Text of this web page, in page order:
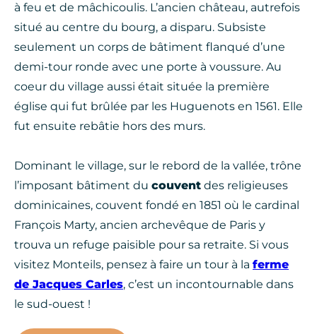
à feu et de mâchicoulis. L’ancien château, autrefois
situé au centre du bourg, a disparu. Subsiste
seulement un corps de bâtiment flanqué d’une
demi-tour ronde avec une porte à voussure. Au
coeur du village aussi était située la première
église qui fut brûlée par les Huguenots en 1561. Elle
fut ensuite rebâtie hors des murs.
Dominant le village, sur le rebord de la vallée, trône
l’imposant bâtiment du couvent des religieuses
dominicaines, couvent fondé en 1851 où le cardinal
François Marty, ancien archevêque de Paris y
trouva un refuge paisible pour sa retraite. Si vous
visitez Monteils, pensez à faire un tour à la ferme
de Jacques Carles, c’est un incontournable dans
le sud-ouest !